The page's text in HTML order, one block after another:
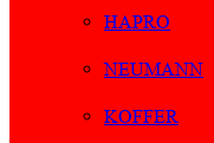
HAPRO
NEUMANN
KOFFER